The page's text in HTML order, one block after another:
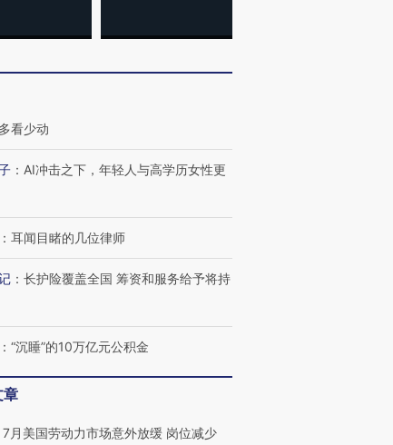
多看少动
： AI冲击之下，年轻人与高学历女性更
： 耳闻目睹的几位律师
： 长护险覆盖全国 筹资和服务给予将持
： “沉睡”的10万亿元公积金
章
7月美国劳动力市场意外放缓 岗位减少